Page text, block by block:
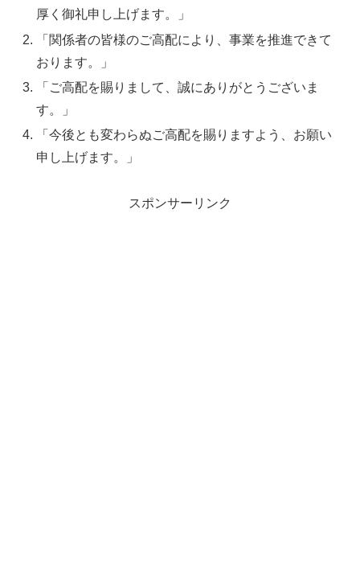
厚く御礼申し上げます。」
「関係者の皆様のご高配により、事業を推進できて
おります。」
「ご高配を賜りまして、誠にありがとうございま
す。」
「今後とも変わらぬご高配を賜りますよう、お願い
申し上げます。」
スポンサーリンク